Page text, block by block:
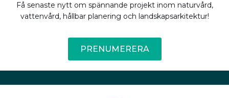
Få senaste nytt om spännande projekt inom naturvård,
vattenvård, hållbar planering och landskapsarkitektur!
PRENUMERERA